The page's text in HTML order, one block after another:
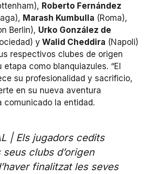
Roberto Fernández
Marash Kumbulla (Roma),
Berlin), Urko González de
y Walid Cheddira (Napoli)
respectivos clubes de origen
como blanquiazules. “El
su profesionalidad y sacrificio,
en su nueva aventura
comunicado la entidad.
| Els jugadors cedits
clubs d’origen
finalitzat les seves